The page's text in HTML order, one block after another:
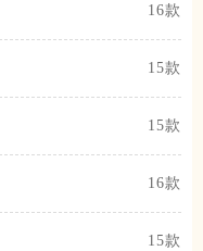
16款
15款
15款
16款
15款